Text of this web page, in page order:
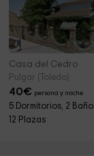
Casa del Cedro
Pulgar (Toledo)
40€ persona y noche
5 Dormitorios, 2
12 Plazas